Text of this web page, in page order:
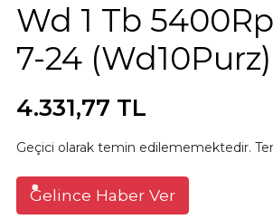
Wd 1 Tb
7-24 (Wd10Purz)
4.331,77 TL
Geçici olarak temin edilememektedir.
Gelince Haber Ver